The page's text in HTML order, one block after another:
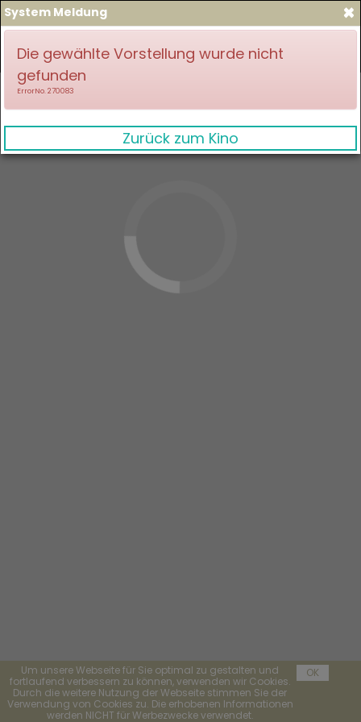
Um unsere Webseite für Sie optimal zu gestalten und
fortlaufend verbessern zu können, verwenden wir Cookies.
Durch die weitere Nutzung der Webseite stimmen Sie der
Verwendung von Cookies zu. Die erhobenen Informationen
werden NICHT für Werbezwecke verwendet.
OK
×
System Meldung
Die gewählte Vorstellung wurde nicht
gefunden
ErrorNo. 270083
Zurück zum Kino